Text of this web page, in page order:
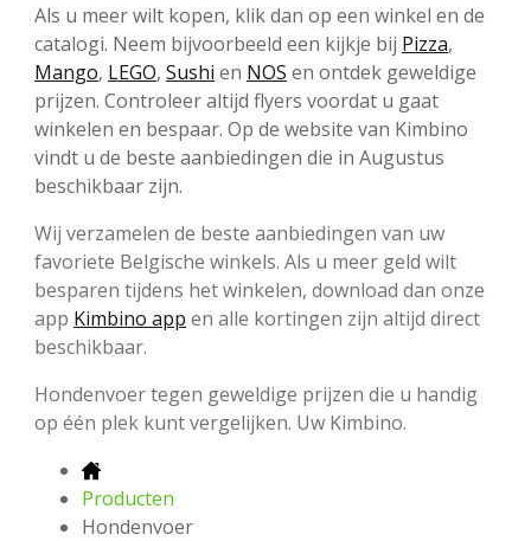
Als u meer wilt kopen, klik dan op een winkel en de
catalogi. Neem bijvoorbeeld een kijkje bij Pizza,
Mango, LEGO, Sushi en NOS en ontdek geweldige
prijzen. Controleer altijd flyers voordat u gaat
winkelen en bespaar. Op de website van Kimbino
vindt u de beste aanbiedingen die in Augustus
beschikbaar zijn.
Wij verzamelen de beste aanbiedingen van uw
favoriete Belgische winkels. Als u meer geld wilt
besparen tijdens het winkelen, download dan onze
app Kimbino app en alle kortingen zijn altijd direct
beschikbaar.
Hondenvoer tegen geweldige prijzen die u handig
op één plek kunt vergelijken. Uw Kimbino.
Producten
Hondenvoer